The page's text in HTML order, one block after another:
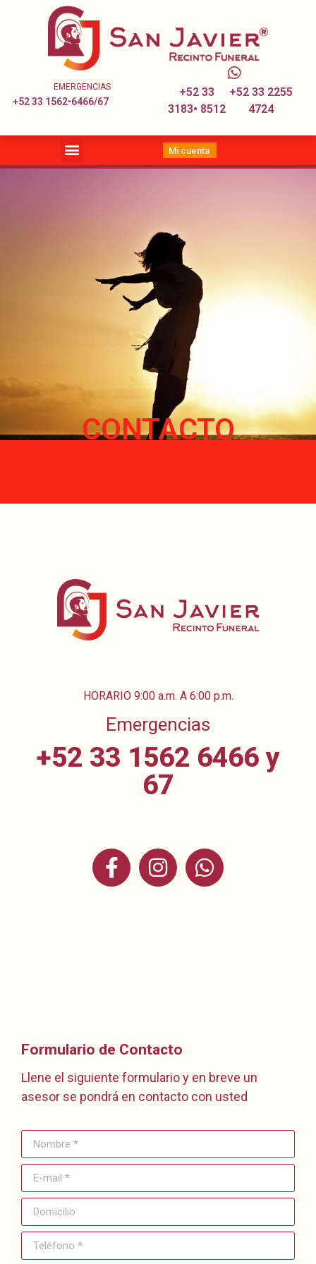
EMERGENCIAS
+52 33 1562•6466/67
+52 33
3183• 8512
+52 33 2255
4724
Mi cuenta
CONTACTO
HORARIO 9:00 a.m. A 6:00 p.m.
Emergencias
+52 33 1562 6466 y
67
Formulario de Contacto
Llene el siguiente formulario y en breve un
asesor se pondrá en contacto con usted